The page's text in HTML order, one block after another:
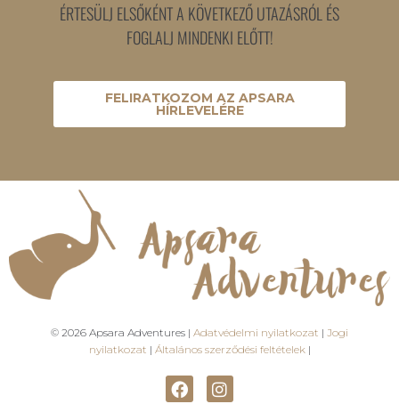
ÉRTESÜLJ ELSŐKÉNT A KÖVETKEZŐ UTAZÁSRÓL ÉS
FOGLALJ MINDENKI ELŐTT!
FELIRATKOZOM AZ APSARA
HÍRLEVELÉRE
© 2026 Apsara Adventures | Adatvédelmi nyilatkozat | Jogi
nyilatkozat | Általános szerződési feltételek |